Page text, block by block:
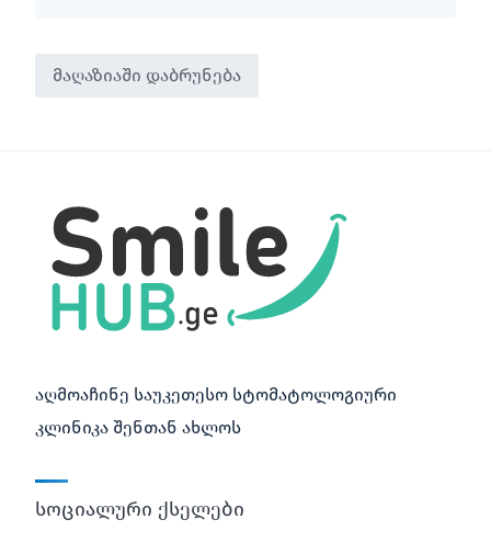
მაღაზიაში დაბრუნება
აღმოაჩინე საუკეთესო სტომატოლოგიური
კლინიკა შენთან ახლოს
სოციალური ქსელები